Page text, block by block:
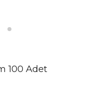
100 Adet